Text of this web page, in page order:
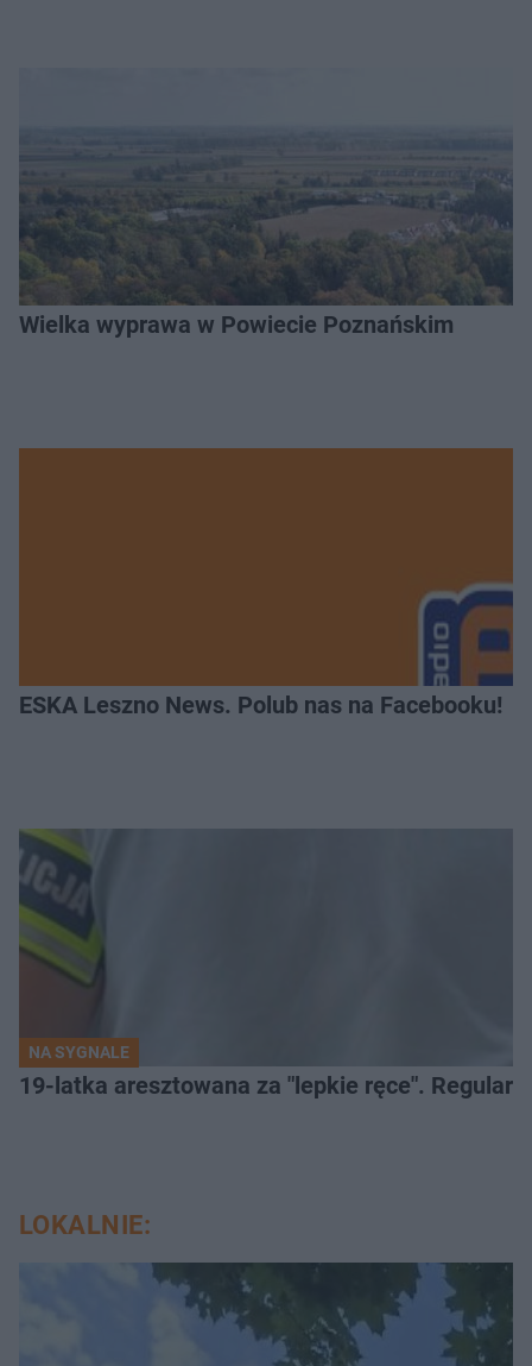
Wielka wyprawa w Powiecie Poznańskim
ESKA Leszno News. Polub nas na Facebooku!
NA SYGNALE
19-latka aresztowana za "lepkie ręce".
LOKALNIE: